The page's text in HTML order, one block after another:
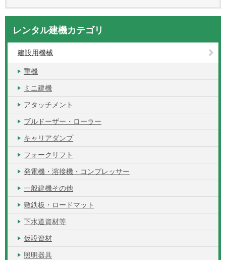
レンタル建機カテゴリ
建設用機械
重機
ミニ建機
アタッチメント
ブルドーザー・ローラー
キャリアダンプ
フォークリフト
発電機・溶接機・コンプレッサー
一般建機その他
敷鉄板・ロードマット
下水道資材等
仮設資材
照明器具